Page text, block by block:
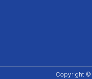
Copyright ©